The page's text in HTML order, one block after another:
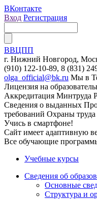
ВКонтакте
Вход Регистрация
ВВЦПП
г. Нижний Новгород,
(910) 122-10-89, 8 (831)
olga_official@bk.ru Мы в
Лицензия на
Аккредитация Минтруда
Сведения о выданных
требований Охраны
Учись в смартфоне!
Сайт имеет адаптивную
Все обучающие
Учебные курсы
Сведения об
Основные
Структура и